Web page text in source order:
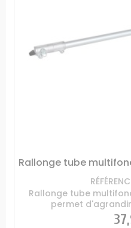
Rallonge tube
Rallonge tube
permet
Prix